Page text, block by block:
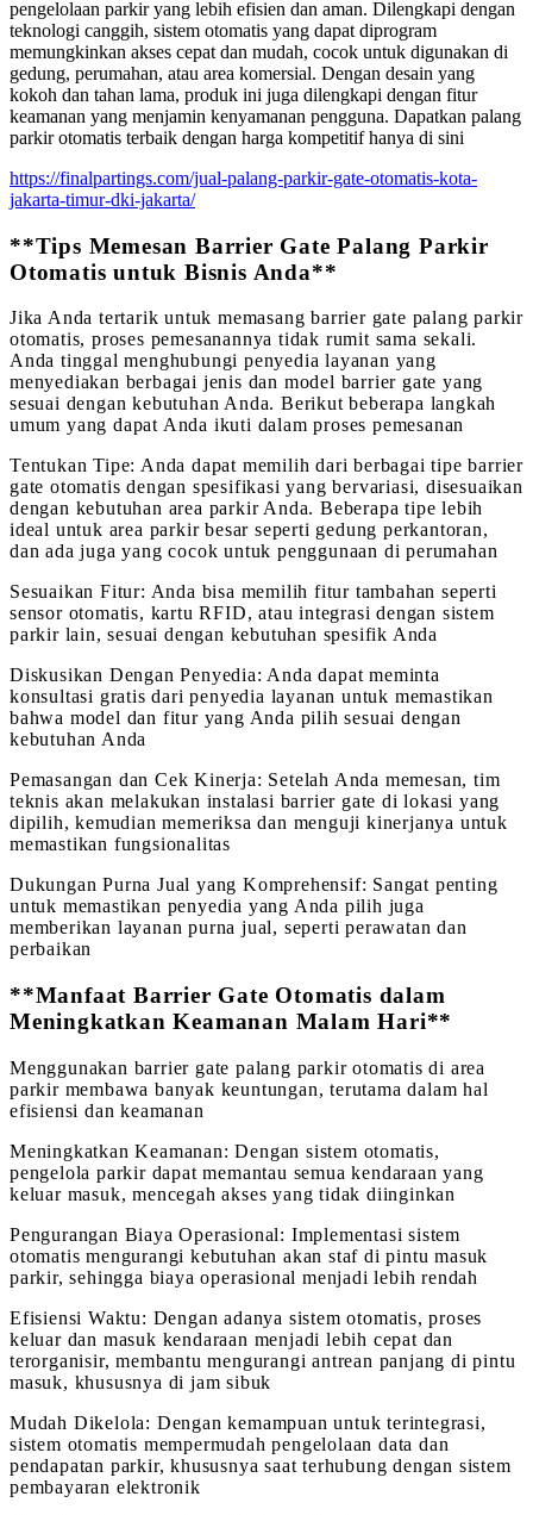
pengelolaan parkir yang lebih efisien dan aman. Dilengkapi dengan
teknologi canggih, sistem otomatis yang dapat diprogram
memungkinkan akses cepat dan mudah, cocok untuk digunakan di
gedung, perumahan, atau area komersial. Dengan desain yang
kokoh dan tahan lama, produk ini juga dilengkapi dengan fitur
keamanan yang menjamin kenyamanan pengguna. Dapatkan palang
parkir otomatis terbaik dengan harga kompetitif hanya di sini
https://finalpartings.com/jual-palang-parkir-gate-otomatis-kota-
jakarta-timur-dki-jakarta/
**Tips Memesan Barrier Gate Palang Parkir
Otomatis untuk Bisnis Anda**
Jika Anda tertarik untuk memasang barrier gate palang parkir
otomatis, proses pemesanannya tidak rumit sama sekali.
Anda tinggal menghubungi penyedia layanan yang
menyediakan berbagai jenis dan model barrier gate yang
sesuai dengan kebutuhan Anda. Berikut beberapa langkah
umum yang dapat Anda ikuti dalam proses pemesanan
Tentukan Tipe: Anda dapat memilih dari berbagai tipe barrier
gate otomatis dengan spesifikasi yang bervariasi, disesuaikan
dengan kebutuhan area parkir Anda. Beberapa tipe lebih
ideal untuk area parkir besar seperti gedung perkantoran,
dan ada juga yang cocok untuk penggunaan di perumahan
Sesuaikan Fitur: Anda bisa memilih fitur tambahan seperti
sensor otomatis, kartu RFID, atau integrasi dengan sistem
parkir lain, sesuai dengan kebutuhan spesifik Anda
Diskusikan Dengan Penyedia: Anda dapat meminta
konsultasi gratis dari penyedia layanan untuk memastikan
bahwa model dan fitur yang Anda pilih sesuai dengan
kebutuhan Anda
Pemasangan dan Cek Kinerja: Setelah Anda memesan, tim
teknis akan melakukan instalasi barrier gate di lokasi yang
dipilih, kemudian memeriksa dan menguji kinerjanya untuk
memastikan fungsionalitas
Dukungan Purna Jual yang Komprehensif: Sangat penting
untuk memastikan penyedia yang Anda pilih juga
memberikan layanan purna jual, seperti perawatan dan
perbaikan
**Manfaat Barrier Gate Otomatis dalam
Meningkatkan Keamanan Malam Hari**
Menggunakan barrier gate palang parkir otomatis di area
parkir membawa banyak keuntungan, terutama dalam hal
efisiensi dan keamanan
Meningkatkan Keamanan: Dengan sistem otomatis,
pengelola parkir dapat memantau semua kendaraan yang
keluar masuk, mencegah akses yang tidak diinginkan
Pengurangan Biaya Operasional: Implementasi sistem
otomatis mengurangi kebutuhan akan staf di pintu masuk
parkir, sehingga biaya operasional menjadi lebih rendah
Efisiensi Waktu: Dengan adanya sistem otomatis, proses
keluar dan masuk kendaraan menjadi lebih cepat dan
terorganisir, membantu mengurangi antrean panjang di pintu
masuk, khususnya di jam sibuk
Mudah Dikelola: Dengan kemampuan untuk terintegrasi,
sistem otomatis mempermudah pengelolaan data dan
pendapatan parkir, khususnya saat terhubung dengan sistem
pembayaran elektronik